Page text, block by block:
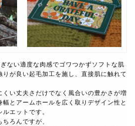
ない適度な肉感でゴワつかずソフトな肌
りが良い起毛加工を施し、直接肌に触れて
い丈夫さだけでなく風合いの豊かさが増
とアームホールを広く取りデザイン性と
エットです。
ろんですが、